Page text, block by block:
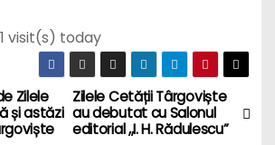
visit(s) today
Zilele Cetății Târgoviște
au debutat cu Salonul
editorial ,,I. H. Rădulescu”
Zilele
și astăzi